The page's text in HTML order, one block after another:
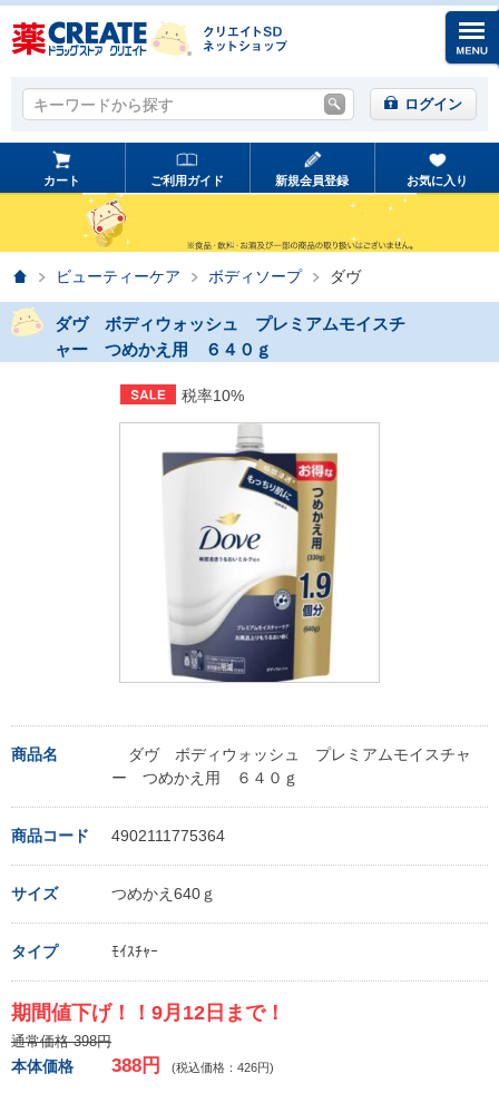
キーワードから探す
キーワードから探す ログイン
カート ご利用ガイド 新規会員登録 お気に入り
ホームビューティーケア ボディソープ ダヴ
ダヴ ボディウォッシュ プレミアムモイスチ
ャー つめかえ用 ６４０ｇ
税率10%
商品名
ダヴ ボディウォッシュ プレミアムモイスチャ
ー つめかえ用 ６４０ｇ
商品コード 4902111775364
サイズ つめかえ640ｇ
タイプ ﾓｲｽﾁｬｰ
期間値下げ！！9月12日まで！
通常価格 398円
本体価格 388円 (税込価格：426円)